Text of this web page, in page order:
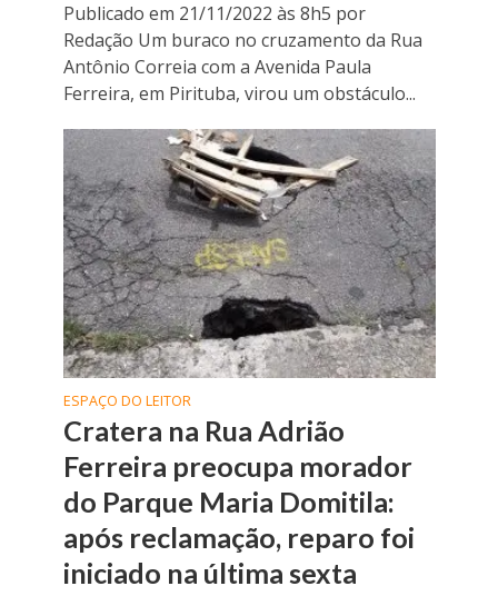
Publicado em 21/11/2022 às 8h5 por
Redação Um buraco no cruzamento da Rua
Antônio Correia com a Avenida Paula
Ferreira, em Pirituba, virou um obstáculo...
ESPAÇO DO LEITOR
Cratera na Rua Adrião
Ferreira preocupa morador
do Parque Maria Domitila:
após reclamação, reparo foi
iniciado na última sexta